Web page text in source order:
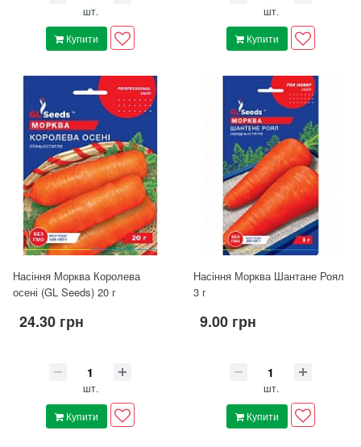
шт.
Купити
шт.
Купити
Насіння Морква Королева
осені (GL Seeds) 20 г
24.30 грн
шт.
Купити
Насіння Морква Шантане Роял
3 г
9.00 грн
шт.
Купити